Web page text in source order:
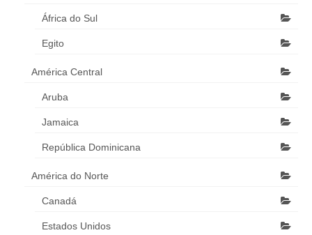
África do Sul
Egito
América Central
Aruba
Jamaica
República Dominicana
América do Norte
Canadá
Estados Unidos